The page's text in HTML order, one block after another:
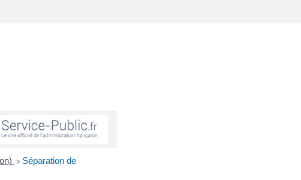
> Séparation de